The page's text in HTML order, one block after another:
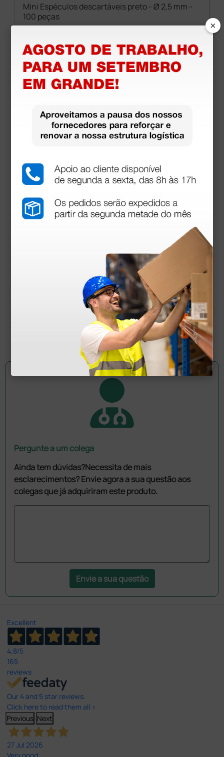
Mini Espéculos descartáveis preto - Ø 2,5 mm -
100 peças
2,94 €3,38 €
(Preço sem IVA)
100 unidades
Otoscópio Heine Mini 3000® F.O. LED - com cabo
a pilhas e estojo - azul
1 unidade
Pergunte a um colega
Ainda tem dúvidas?Necessita de mais
esclarecimentos? Envie agora a sua questão aos
colegas que já adquiriram este produto.
Envie a sua questão
Excellent
4,8/5
165
reviews
Our 4 and 5 star reviews.
Click here to read them all >
Previous Next
27 Jul 2026
×